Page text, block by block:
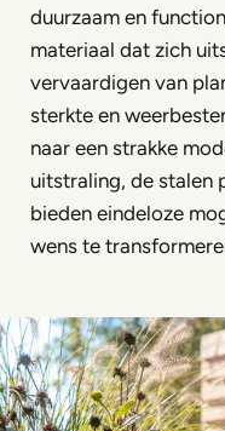
duurzaam en
materiaal dat zich
vervaardigen van
sterkte en
naar een strakke
uitstraling, de stalen
bieden eindeloze
wens te